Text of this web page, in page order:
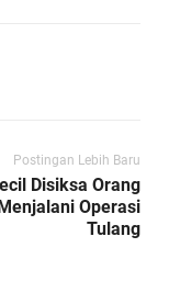
Postingan Lebih Baru
Disiksa Orang
Operasi
Tulang